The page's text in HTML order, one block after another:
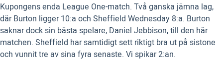
Kupongens enda League One-match. Två ganska jämna lag,
där Burton ligger 10:a och Sheffield Wednesday 8:a. Burton
saknar dock sin bästa spelare, Daniel Jebbison, till den här
matchen. Sheffield har samtidigt sett riktigt bra ut på sistone
och vunnit tre av sina fyra senaste. Vi spikar 2:an.